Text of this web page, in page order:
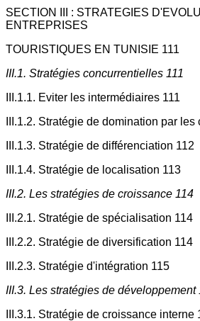
SECTION III : STRATEGIES
ENTREPRISES
TOURISTIQUES EN TUNISIE 111
III.1. Stratégies concurrentielles 111
III.1.1. Eviter les intermédiaires 111
III.1.2. Stratégie de domination par les
III.1.3. Stratégie de différenciation 112
III.1.4. Stratégie de localisation 113
III.2. Les stratégies de croissance 114
III.2.1. Stratégie de spécialisation 114
III.2.2. Stratégie de diversification 114
III.2.3. Stratégie d'intégration 115
III.3. Les stratégies de développement
III.3.1. Stratégie de croissance interne